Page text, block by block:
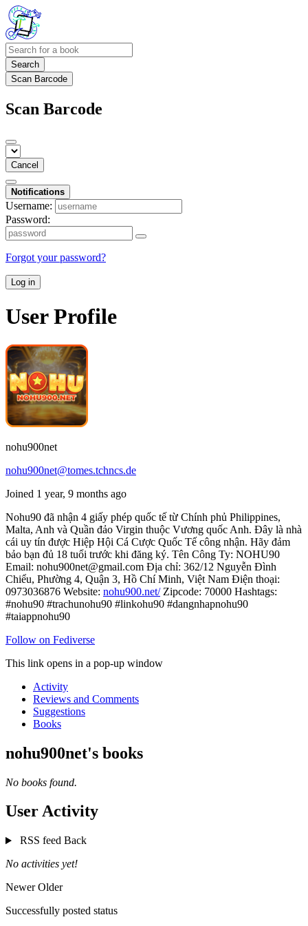
Search
Scan Barcode
Scan Barcode
Cancel
Notifications
Username:
Password:
Forgot your password?
Log in
User Profile
nohu900net
nohu900net@tomes.tchncs.de
Joined 1 year, 9 months ago
Nohu90 đã nhận 4 giấy phép quốc tế từ Chính phủ Philippines,
Malta, Anh và Quần đảo Virgin thuộc Vương quốc Anh. Đây là nhà
cái uy tín được Hiệp Hội Cá Cược Quốc Tế công nhận. Hãy đảm
bảo bạn đủ 18 tuổi trước khi đăng ký. Tên Công Ty: NOHU90
Email: nohu900net@gmail.com Địa chỉ: 362/12 Nguyễn Đình
Chiểu, Phường 4, Quận 3, Hồ Chí Minh, Việt Nam Điện thoại:
0973036876 Website: nohu900.net/Zipcode: 70000 Hashtags:
#nohu90 #trachunohu90 #linkohu90 #dangnhapnohu90
#taiappnohu90
Follow on Fediverse
This link opens in a pop-up window
Activity
Reviews and Comments
Suggestions
Books
nohu900net's books
No books found.
User Activity
RSS feed Back
No activities yet!
NewerOlder
Successfully posted status